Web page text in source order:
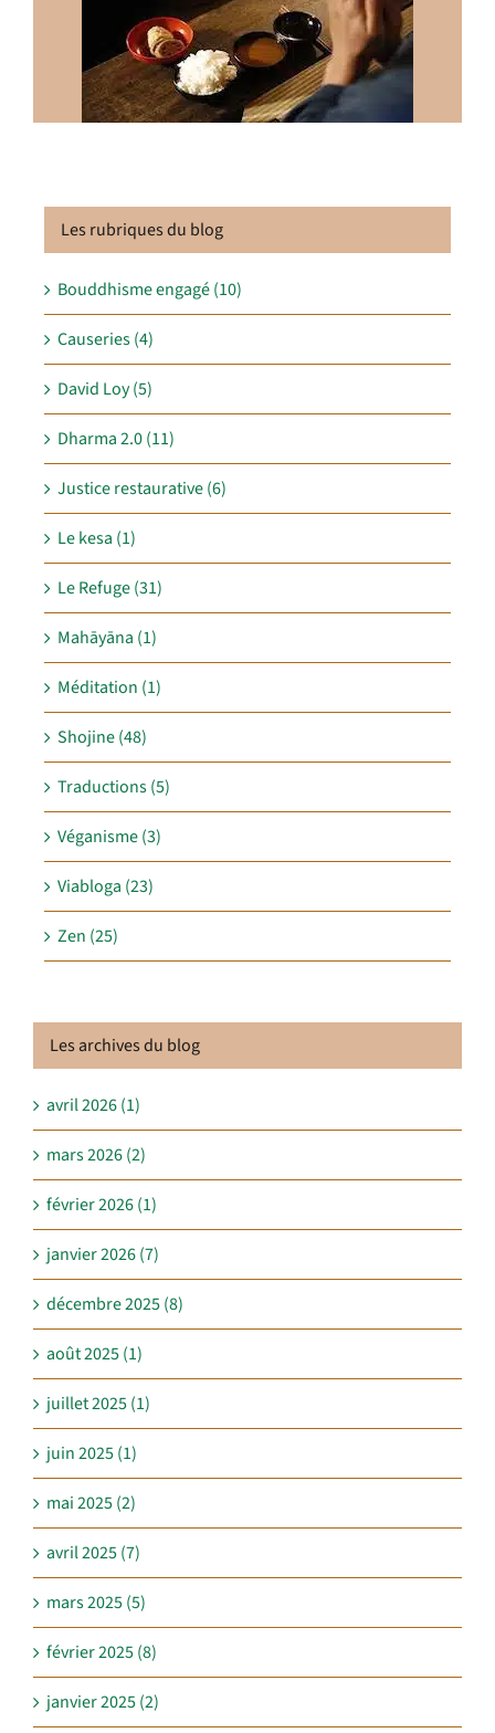
Les rubriques du blog
Bouddhisme engagé (10)
Causeries (4)
David Loy (5)
Dharma 2.0 (11)
Justice restaurative (6)
Le kesa (1)
Le Refuge (31)
Mahāyāna (1)
Méditation (1)
Shojine (48)
Traductions (5)
Véganisme (3)
Viabloga (23)
Zen (25)
Les archives du blog
avril 2026 (1)
mars 2026 (2)
février 2026 (1)
janvier 2026 (7)
décembre 2025 (8)
août 2025 (1)
juillet 2025 (1)
juin 2025 (1)
mai 2025 (2)
avril 2025 (7)
mars 2025 (5)
février 2025 (8)
janvier 2025 (2)